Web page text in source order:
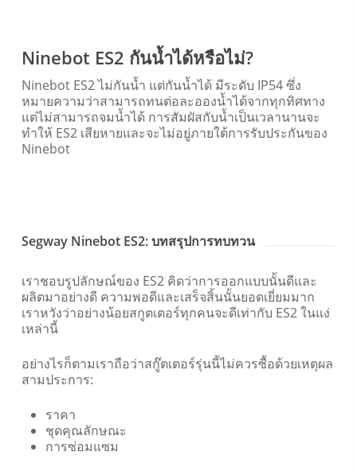
Ninebot ES2 กันน้ำได้หรือไม่?
Ninebot ES2 ไม่กันน้ำ แต่กันน้ำได้ มีระดับ IP54 ซึ่ง
หมายความว่าสามารถทนต่อละอองน้ำได้จากทุกทิศทาง
แต่ไม่สามารถจมน้ำได้ การสัมผัสกับน้ำเป็นเวลานานจะ
ทำให้ ES2 เสียหายและจะไม่อยู่ภายใต้การรับประกันของ
Ninebot
Segway Ninebot ES2: บทสรุปการทบทวน
เราชอบรูปลักษณ์ของ ES2 คิดว่าการออกแบบนั้นดีและ
ผลิตมาอย่างดี ความพอดีและเสร็จสิ้นนั้นยอดเยี่ยมมาก
เราหวังว่าอย่างน้อยสกูตเตอร์ทุกคนจะดีเท่ากับ ES2 ในแง่
เหล่านี้
อย่างไรก็ตามเราถือว่าสกู๊ตเตอร์รุ่นนี้ไม่ควรซื้อด้วยเหตุผล
สามประการ:
ราคา
ชุดคุณลักษณะ
การซ่อมแซม